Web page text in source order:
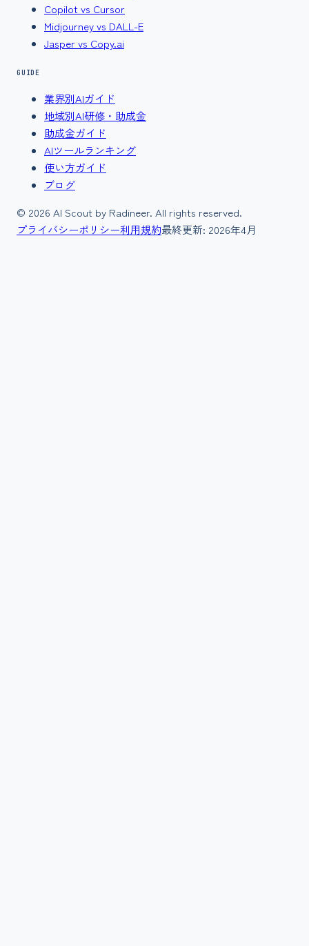
Copilot vs Cursor
Midjourney vs DALL-E
Jasper vs Copy.ai
GUIDE
業界別AIガイド
地域別AI研修・助成金
助成金ガイド
AIツールランキング
使い方ガイド
ブログ
© 2026 AI Scout by Radineer. All rights reserved.
プライバシーポリシー利用規約最終更新: 2026年4月